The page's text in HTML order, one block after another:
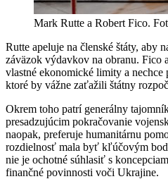
Mark Rutte a Robert Fico.
Rutte apeluje na členské štáty, aby
záväzok výdavkov na obranu. Fico
vlastné ekonomické limity a
ktoré by vážne zaťažili štátny
Okrem toho patrí generálny
presadzujúcim pokračovanie
naopak, preferuje humanitárnu
rozdielnosť mala byť kľúčovým
nie je ochotné súhlasiť s
finančné povinnosti voči Ukrajine.